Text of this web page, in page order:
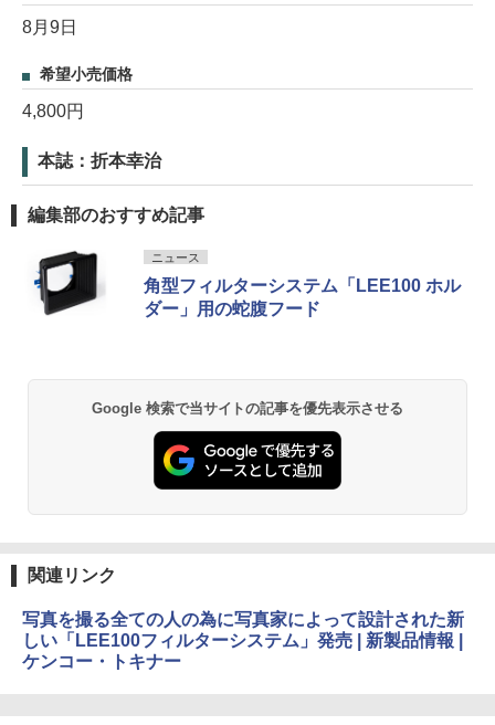
8月9日
希望小売価格
4,800円
本誌：折本幸治
編集部のおすすめ記事
ニュース
角型フィルターシステム「LEE100 ホル
ダー」用の蛇腹フード
Google 検索で当サイトの記事を優先表示させる
関連リンク
写真を撮る全ての人の為に写真家によって設計された新
しい「LEE100フィルターシステム」発売 | 新製品情報 |
ケンコー・トキナー